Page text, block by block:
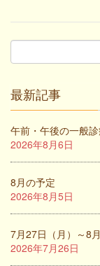
最新記事
午前・午後の一般
2026年8月6日
8月の予定
2026年8月5日
7月27日（月）～8
2026年7月26日